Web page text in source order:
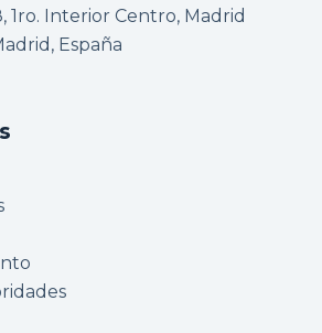
1ro. Interior Centro, Madrid
España